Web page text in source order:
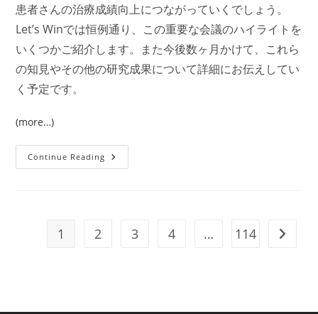
患者さんの治療成績向上につながっていくでしょう。
Let’s Winでは恒例通り、この重要な会議のハイライトを
いくつかご紹介します。また今後数ヶ月かけて、これら
の知見やその他の研究成果について詳細にお伝えしてい
く予定です。
(more…)
Continue Reading AACR
ニ
1 2 3 4 … 114 Go to